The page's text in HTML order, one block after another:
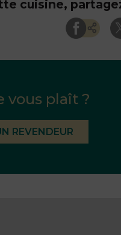
cuisine,
vous plaît ?
REVENDEUR